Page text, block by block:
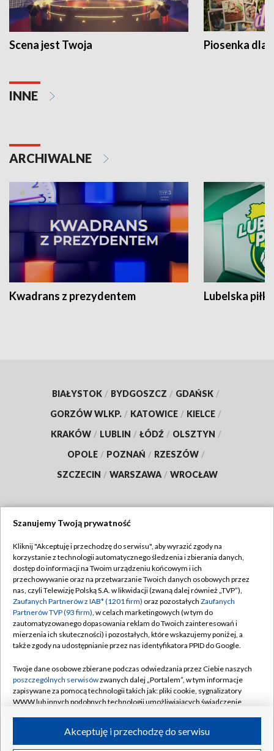
Scena jest Twoja Piosenka dla
INNE
ARCHIWALNE
Kwadrans z prezydentem Lubelska piłka
BIAŁYSTOK / BYDGOSZCZ / GDAŃSK /
GORZÓW WLKP. / KATOWICE / KIELCE /
KRAKÓW / LUBLIN / ŁÓDŹ / OLSZTYN /
OPOLE / POZNAŃ / RZESZÓW /
SZCZECIN / WARSZAWA / WROCŁAW
TVP
Abonament TVP
Emisja w TVP
Centrum informacji TVP
Naziemna Telewizja Cyfrowa
Rada Programowa
System NOS
Informacje o nadawcy
Program dla prasy
Regulamin TVP
Polityka prywatności
Moje zgody
Pomoc
Kontakt
Kanały
Szanujemy Twoją prywatność
Kliknij "Akceptuję i przechodzę do serwisu", aby wyrazić zgody na
korzystanie z technologii automatycznego śledzenia i zbierania danych,
dostęp do informacji na Twoim urządzeniu końcowym i ich
przechowywanie oraz na przetwarzanie Twoich danych osobowych przez
nas, czyli Telewizję Polską S.A. w likwidacji (zwaną dalej również „TVP”),
Zaufanych Partnerów z IAB* (1201 firm) oraz pozostałych Zaufanych
Partnerów TVP (93 firm), w celach marketingowych (w tym do
zautomatyzowanego dopasowania reklam do Twoich zainteresowań i
mierzenia ich skuteczności) i pozostałych, które wskazujemy poniżej, a
także zgody na udostępnianie przez nas identyfikatora PPID do Google.
Twoje dane osobowe zbierane podczas odwiedzania przez Ciebie naszych
poszczególnych serwisówzwanych dalej „Portalem”, w tym informacje
zapisywane za pomocą technologii takich jak: pliki cookie, sygnalizatory
WWW lub innych podobnych technologii umożliwiających świadczenie
ruchu w Internecie.Akceptuję i przechodzę do serwisu